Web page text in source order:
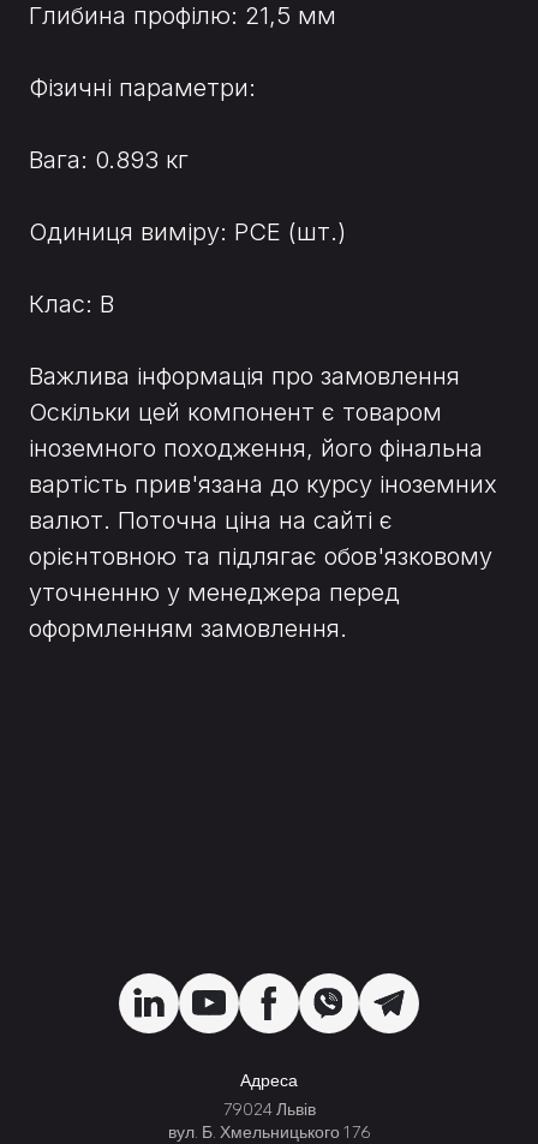
Глибина профілю: 21,5 мм
Фізичні параметри:
Вага: 0.893 кг
Одиниця виміру: PCE (шт.)
Клас: B
Важлива інформація про замовлення
Оскільки цей компонент є товаром
іноземного походження, його фінальна
вартість прив'язана до курсу іноземних
валют. Поточна ціна на сайті є
орієнтовною та підлягає обов'язковому
уточненню у менеджера перед
оформленням замовлення.
Адреса
79024 Львів
вул. Б. Хмельницького 176